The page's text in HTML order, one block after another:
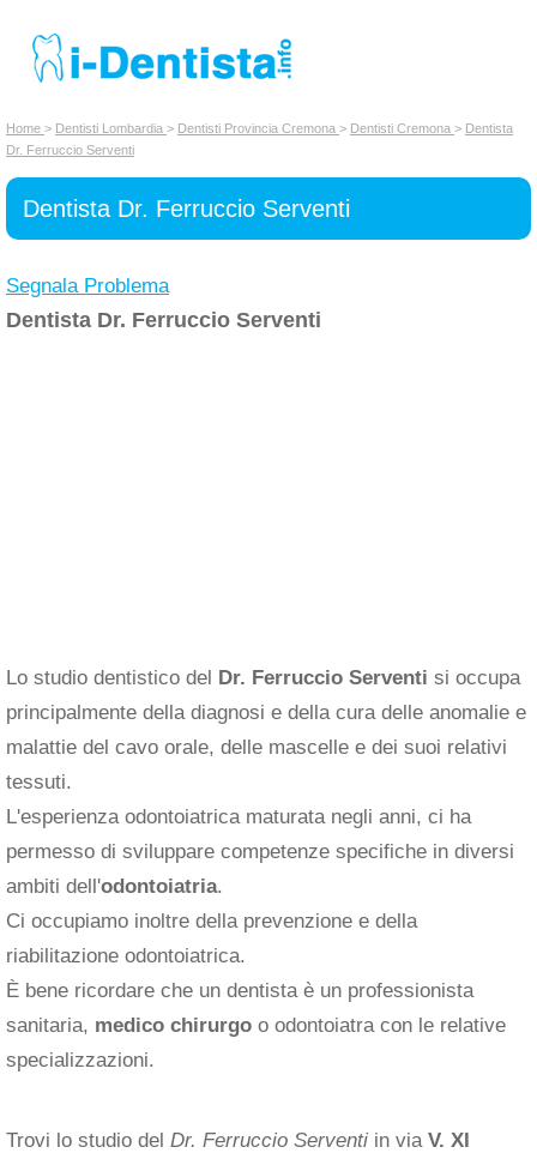
INSERISCI DENTISTA
Chi siamo
Home > Dentisti Lombardia > Dentisti Provincia Cremona > Dentisti Cremona > Dentista
Dr. Ferruccio Serventi
Dentista Dr. Ferruccio Serventi
Segnala Problema
Dentista Dr. Ferruccio Serventi
Lo studio dentistico del Dr. Ferruccio Serventi si occupa
principalmente della diagnosi e della cura delle anomalie e
malattie del cavo orale, delle mascelle e dei suoi relativi
tessuti.
L'esperienza odontoiatrica maturata negli anni, ci ha
permesso di sviluppare competenze specifiche in diversi
ambiti dell'odontoiatria.
Ci occupiamo inoltre della prevenzione e della
riabilitazione odontoiatrica.
È bene ricordare che un dentista è un professionista
sanitaria, medico chirurgo o odontoiatra con le relative
specializzazioni.
Trovi lo studio del Dr. Ferruccio Serventi in via V. XI